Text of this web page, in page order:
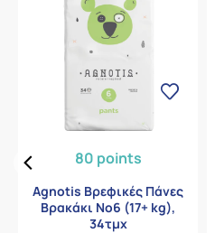
80 points
Agnotis Βρεφικές Πάνες
Βρακάκι Νο6 (17+ kg),
34τμχ